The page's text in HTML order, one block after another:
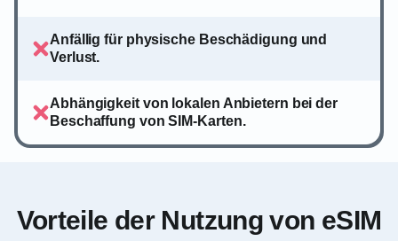
Anfällig für physische Beschädigung und
Verlust.
Abhängigkeit von lokalen Anbietern bei der
Beschaffung von SIM-Karten.
Vorteile der Nutzung von eSIM